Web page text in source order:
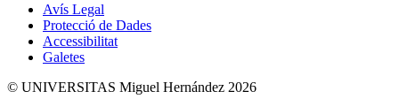
Avís Legal
Protecció de Dades
Accessibilitat
Galetes
© UNIVERSITAS Miguel Hernández 2026